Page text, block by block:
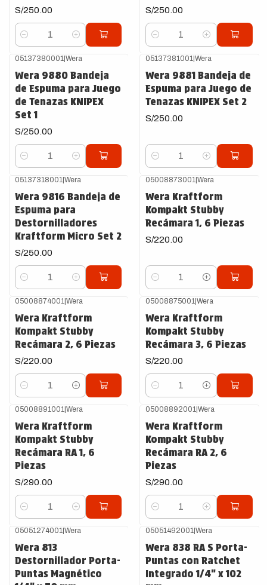
S/250.00
Cantidad
S/250.00
Cantidad
05137380001| Wera
Wera 9880 Bandeja
de Espuma para Juego
de Tenazas KNIPEX
Set 1
S/250.00
Cantidad
05137381001 Wera
Wera 9881 Bandeja de
Espuma para Juego de
Tenazas KNIPEX Set 2
S/250.00
Cantidad
05137318001| Wera
Wera 9816 Bandeja de
Espuma para
Destornilladores
Kraftform Micro Set 2
S/250.00
Cantidad
05008873001 Wera
Wera Kraftform
Kompakt Stubby
Recámara 1, 6 Piezas
S/220.00
Cantidad
05008874001| Wera
Wera Kraftform
Kompakt Stubby
Recámara 2, 6 Piezas
S/220.00
Cantidad
05008875001 Wera
Wera Kraftform
Kompakt Stubby
Recámara 3, 6 Piezas
S/220.00
Cantidad
05008891001| Wera
Wera Kraftform
Kompakt Stubby
Recámara RA 1, 6
Piezas
S/290.00
Cantidad
05008892001 Wera
Wera Kraftform
Kompakt Stubby
Recámara RA 2, 6
Piezas
S/290.00
Cantidad
05051274001| Wera
Wera 813
Destornillador Porta-
Puntas Magnético
05051492001 Wera
Wera 838 RA S Porta-
Puntas con Ratchet
Integrado 1/4" x 102